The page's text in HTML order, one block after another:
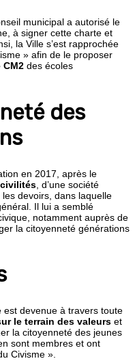
municipal a autorisé le
à signer cette charte et
la Ville s’est rapprochée
» afin de le proposer
des écoles
des
en 2017, après le
, d’une société
devoirs, dans laquelle
Il lui a semblé
notamment auprès de
la citoyenneté générations
est devenue à travers toute
le terrain des valeurs et
la citoyenneté des jeunes
sont membres et ont
Civisme ».